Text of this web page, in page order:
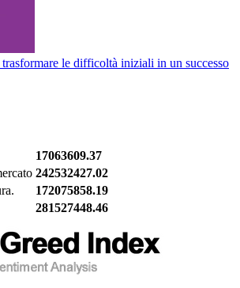
le difficoltà iniziali in un successo
17063609.37
242532427.02
172075858.19
281527448.46